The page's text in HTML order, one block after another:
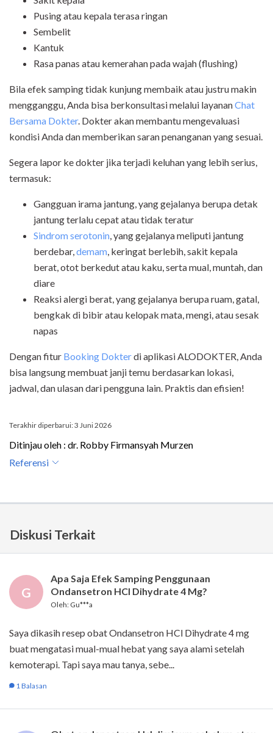
Pusing atau kepala terasa ringan
Sembelit
Kantuk
Rasa panas atau kemerahan pada wajah (flushing)
Bila efek samping tidak kunjung membaik atau justru makin
mengganggu, Anda bisa berkonsultasi melalui layananChat
Bersama Dokter. Dokter akan membantu mengevaluasi
kondisi Anda dan memberikan saran penanganan yang sesuai.
Segera lapor ke dokter jika terjadi keluhan yang lebih serius,
termasuk:
Gangguan irama jantung, yang gejalanya berupa detak
jantung terlalu cepat atau tidak teratur
Sindrom serotonin, yang gejalanya meliputi jantung
berdebar,demam, keringat berlebih, sakit kepala
berat, otot berkedut atau kaku, serta mual, muntah, dan
diare
Reaksi alergi berat, yang gejalanya berupa ruam, gatal,
bengkak di bibir atau kelopak mata, mengi, atau sesak
napas
Dengan fitur Booking Dokterdiaplikasi ALODOKTER, Anda
bisa langsung membuat janji temu berdasarkan lokasi,
jadwal, dan ulasan dari pengguna lain. Praktis dan efisien!
Terakhir diperbarui: 3 Juni 2026